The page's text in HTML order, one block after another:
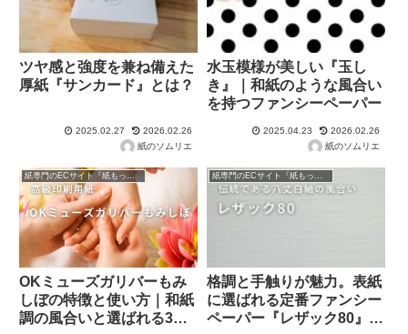
ツヤ感と強度を兼ね備えた
厚紙『サンカード』とは？
2025.02.27
2026.02.26
紙のソムリエ
水玉模様が美しい『玉し
き』｜和紙のような風合い
を持つファンシーペーパー
2025.04.23
2026.02.26
紙のソムリエ
紙専門のECサイト『紙もっと！』の商品紹介！
OKミューズガリバーもみ
しぼの特徴と使い方｜和紙
調の風合いと選ばれる3つ
格調と手触りが魅力。表紙
に選ばれる定番ファンシー
ペーパー『レザック80』と